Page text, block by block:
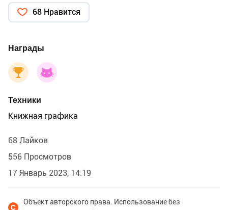
68 Нравится
Награды
Техники
Книжная графика
68 Лайков
556 Просмотров
17 Январь 2023, 14:19
Объект авторского права. Использование без